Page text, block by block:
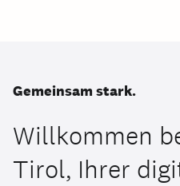
Gemeinsam stark.
Willkommen
Tirol, Ihrer